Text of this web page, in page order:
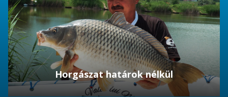
Horgászat határok nélkül